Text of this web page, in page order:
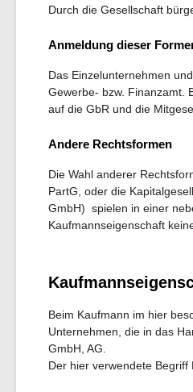
Durch die Gesellschaft
Anmeldung dieser
Das Einzelunternehmen
Gewerbe- bzw. Finanzamt.
auf die GbR und die
Andere Rechtsformen
Die Wahl anderer
PartG, oder die
GmbH) spielen in einer
Kaufmannseigenschaft
Beim Kaufmann im hier
Unternehmen, die in das
GmbH, AG.
Der hier verwendete Begriff